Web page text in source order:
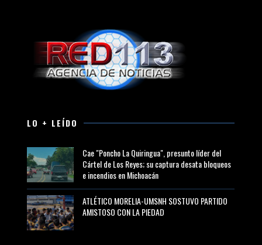
LO + LEÍDO
Cae "Poncho La Quiringua", presunto líder del
Cártel de Los Reyes; su captura desata bloqueos
e incendios en Michoacán
ATLÉTICO MORELIA-UMSNH SOSTUVO PARTIDO
AMISTOSO CON LA PIEDAD